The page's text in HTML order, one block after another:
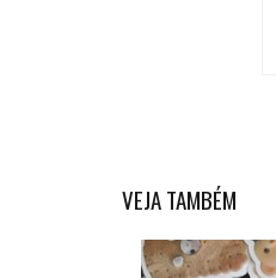
VEJA TAMBÉM